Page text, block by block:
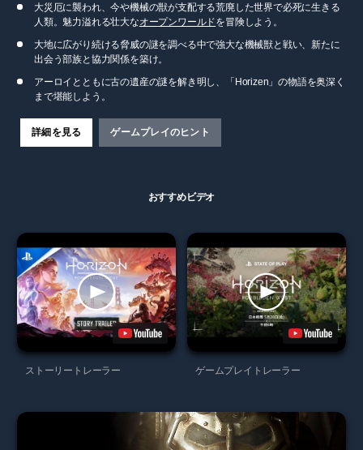
大災厄に襲われ、今や機械の獣が支配する荒廃した世界で必死に生きる
人類。魅力溢れる壮大なオープンワールドを冒険しよう。
大地に広がり続ける脅威の謎を調べる中で強大な機械獣と戦い、新たに
出会う部族と協力関係を築け。
アーロイとともに古の遺産の謎を解き明し、「Horizen」の物語を奥深く
まで堪能しよう。
詳細を見る ゲームプレイのヒント
おすすめビデオ
ストーリートレーラー ゲームプレイトレーラー